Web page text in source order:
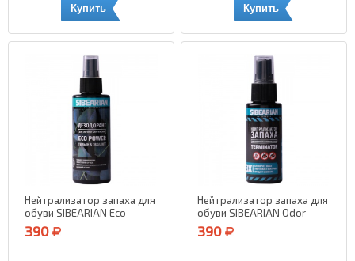
Купить Купить
Нейтрализатор запаха для
обуви SIBEARIAN Eco
Power (Тимьян и Эвкалипт)
150 мл.
390
Нейтрализатор запаха для
обуви SIBEARIAN Odor
Terminator (Нейтральный)
50 мл.
390